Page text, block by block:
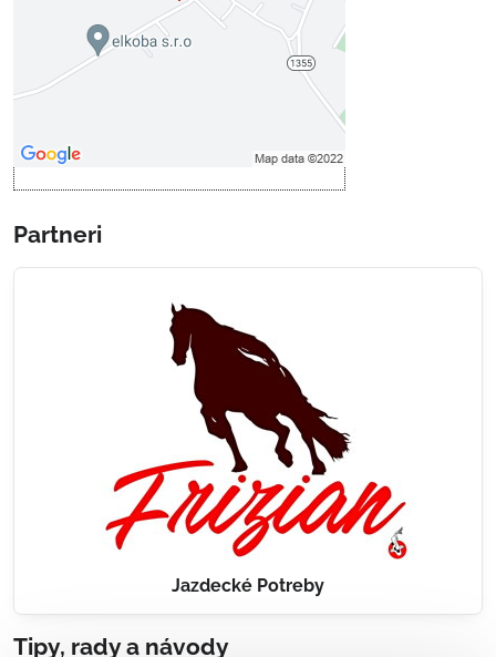
Povoliť tentokrát
Povoliť a zapamätať - súhlas s
Partneri
Jazdecké Potreby
Tipy, rady a návody